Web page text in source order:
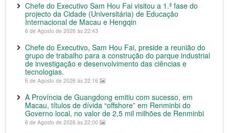
Chefe do Executivo Sam Hou Fai visitou a 1.ª fase do
projecto da Cidade (Universitária) de Educação
Internacional de Macau e Hengqin
6 de Agosto de 2026 às 22:43
Chefe do Executivo, Sam Hou Fai, preside a reunião do
grupo de trabalho para a construção do parque industrial
de investigação e desenvolvimento das ciências e
tecnologias.
6 de Agosto de 2026 às 22:16
A Província de Guangdong emitiu com sucesso, em
Macau, títulos de dívida “offshore” em Renminbi do
Governo local, no valor de 2,5 mil milhões de Renminbi
6 de Agosto de 2026 às 22:00